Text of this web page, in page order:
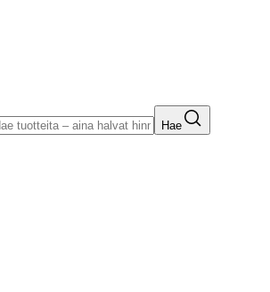
Hae